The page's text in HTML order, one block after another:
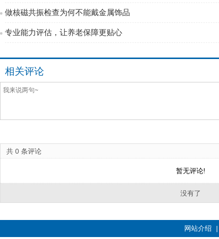
做核磁共振检查为何不能戴金属饰品
专业能力评估，让养老保障更贴心
相关评论
共 0 条评论
暂无评论!
没有了
网站介绍